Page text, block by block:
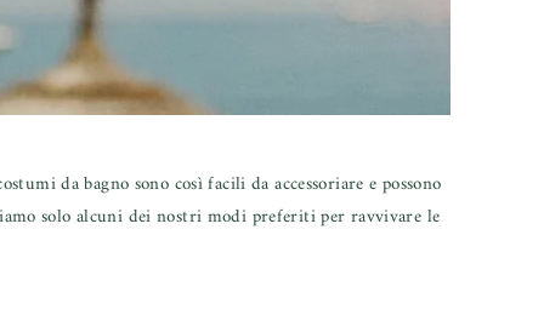
da bagno sono così facili da accessoriare e possono
solo alcuni dei nostri modi preferiti per ravvivare le